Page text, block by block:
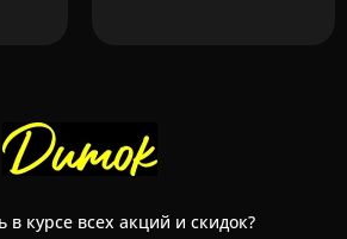
в курсе всех акций и скидок?